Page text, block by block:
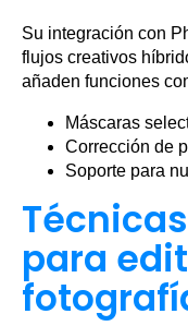
Su integración con
flujos creativos
añaden funciones
Máscaras
Corrección de
Soporte para
para